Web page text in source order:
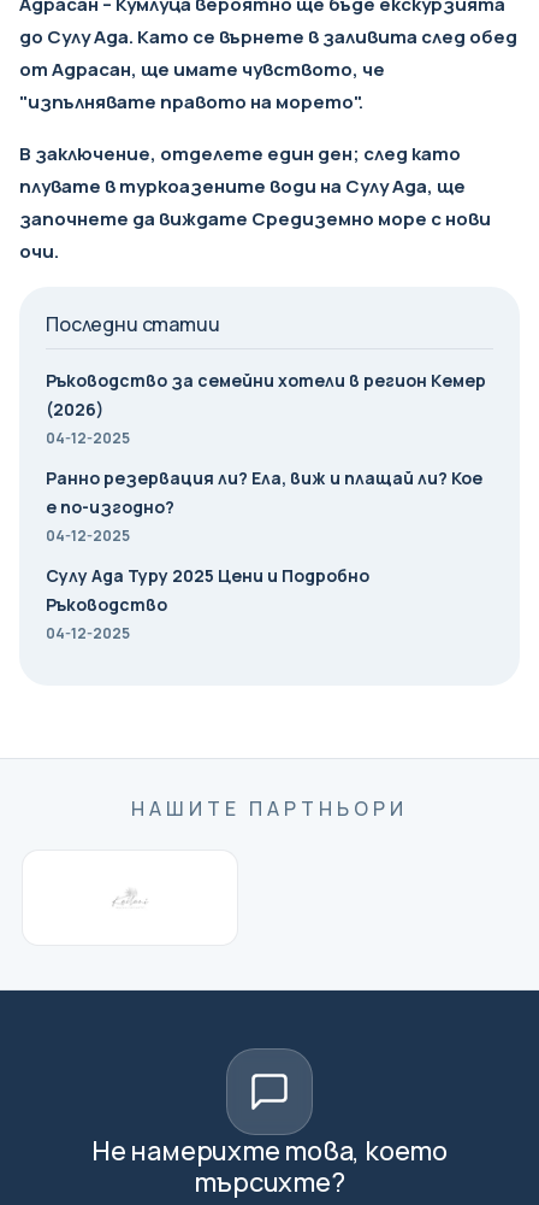
до Сулу Ада. Като се върнете в заливита след обед
от Адрасан, ще имате чувството, че
"изпълнявате правото на морето".
В заключение, отделете един ден; след като
плувате в туркоазените води на Сулу Ада, ще
започнете да виждате Средиземно море с нови
очи.
Последни статии
Ръководство за семейни хотели в регион Кемер
(2026)
04-12-2025
Ранно резервация ли? Ела, виж и плащай ли? Кое
е по-изгодно?
04-12-2025
Сулу Ада Туру 2025 Цени и Подробно
Ръководство
04-12-2025
НАШИТЕ ПАРТНЬОРИ
Не намерихте това, което
търсихте?